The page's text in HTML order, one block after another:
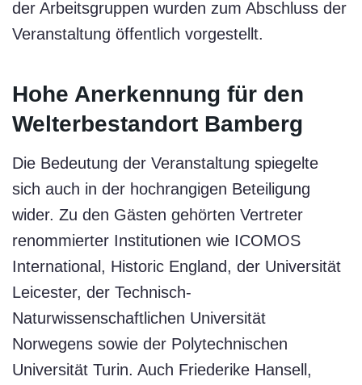
der Arbeitsgruppen wurden zum Abschluss der
Veranstaltung öffentlich vorgestellt.
Hohe Anerkennung für den
Welterbestandort Bamberg
Die Bedeutung der Veranstaltung spiegelte
sich auch in der hochrangigen Beteiligung
wider. Zu den Gästen gehörten Vertreter
renommierter Institutionen wie ICOMOS
International, Historic England, der Universität
Leicester, der Technisch-
Naturwissenschaftlichen Universität
Norwegens sowie der Polytechnischen
Universität Turin. Auch Friederike Hansell,